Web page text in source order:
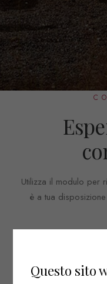
Utilizza il modulo per
è a tua
Questo sito